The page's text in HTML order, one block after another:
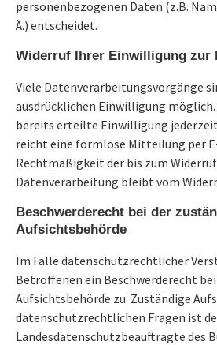
personenbezogenen Daten (z.B.
Ä.) entscheidet.
Widerruf Ihrer Einwilligung zur
Viele Datenverarbeitungsvorgänge
ausdrücklichen Einwilligung möglich.
bereits erteilte Einwilligung
reicht eine formlose Mitteilung per
Rechtmäßigkeit der bis zum
Datenverarbeitung bleibt vom
Beschwerderecht bei der
Aufsichtsbehörde
Im Falle datenschutzrechtlicher
Betroffenen ein Beschwerderecht
Aufsichtsbehörde zu. Zuständige
datenschutzrechtlichen Fragen ist
Landesdatenschutzbeauftragte des